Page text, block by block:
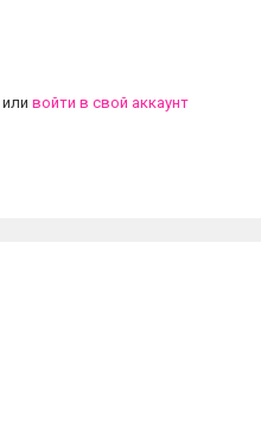
или войти в свой аккаунт